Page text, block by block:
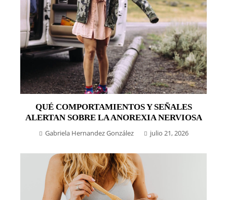
QUÉ COMPORTAMIENTOS Y SEÑALES
ALERTAN SOBRE LA ANOREXIA NERVIOSA
Gabriela Hernandez González julio 21, 2026